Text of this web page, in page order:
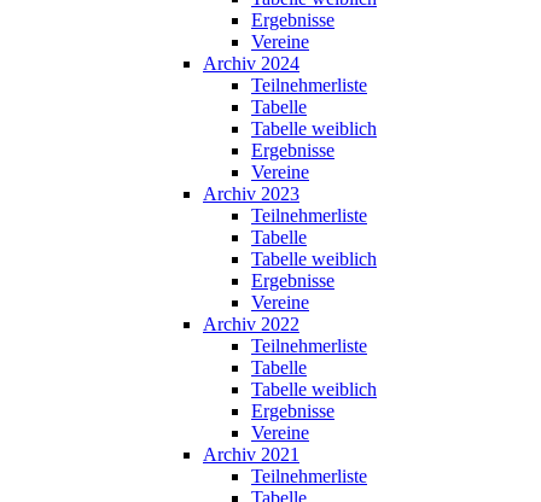
Ergebnisse
Vereine
Archiv 2024
Teilnehmerliste
Tabelle
Tabelle weiblich
Ergebnisse
Vereine
Archiv 2023
Teilnehmerliste
Tabelle
Tabelle weiblich
Ergebnisse
Vereine
Archiv 2022
Teilnehmerliste
Tabelle
Tabelle weiblich
Ergebnisse
Vereine
Archiv 2021
Teilnehmerliste
Tabelle